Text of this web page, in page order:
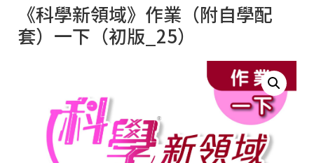
《科學新領域》作業（附自學配
套）一下（初版_25）